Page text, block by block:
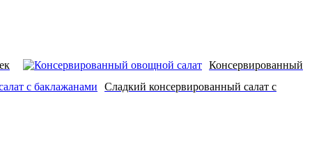
Консервированный
Сладкий консервированный салат с